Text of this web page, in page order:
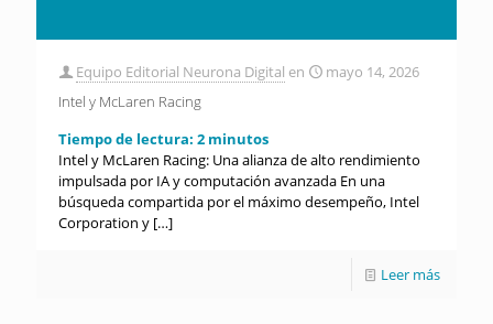
Equipo Editorial Neurona Digital en
mayo 14, 2026
Intel y McLaren Racing
Tiempo de lectura: 2 minutos
Intel y McLaren Racing: Una alianza de alto rendimiento
impulsada por IA y computación avanzada En una
búsqueda compartida por el máximo desempeño, Intel
Corporation y […]
Leer más